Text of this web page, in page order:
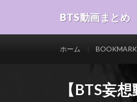
BTS動画まとめ
ホーム
【BTS妄